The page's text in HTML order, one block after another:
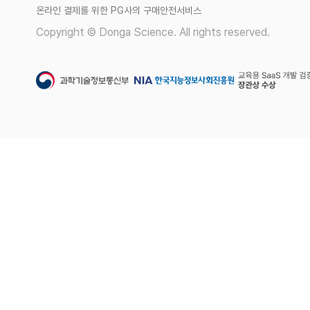
온라인 결제를 위한 PG사의 구매안전서비스
Copyright © Donga Science. All rights reserved.